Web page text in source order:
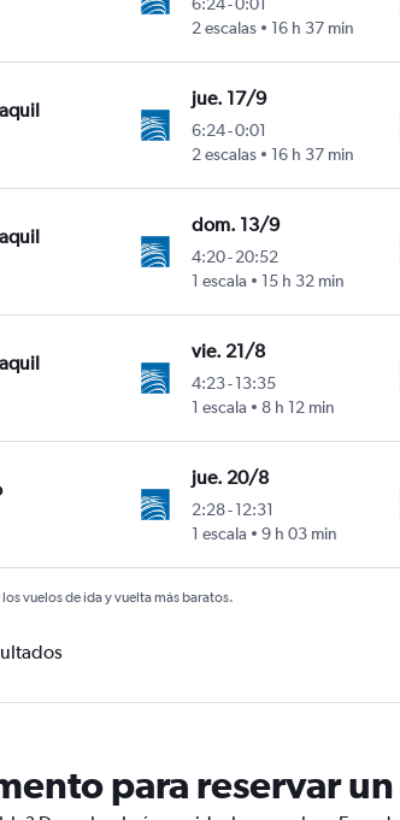
2 escalas
16 h 37 min
jue. 17/9
6:24-0:01
2 escalas
16 h 37 min
dom. 13/9
4:20-20:52
1 escala
15 h 32 min
vie. 21/8
4:23-13:35
1 escala
8 h 12 min
jue. 20/8
2:28-12:31
1 escala
9 h 03 min
vuelos de ida y vuelta más baratos.
para reservar